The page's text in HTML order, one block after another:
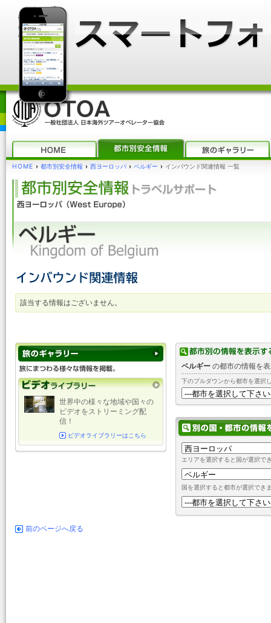
HOME › 都市別安全情報 › 西ヨーロッパ › ベルギー › インバウンド関連情報 一覧
該当する情報はございません。
ベルギー の都市の情報を
下のプルダウンから都市を選択
エリアを選択すると国が選択で
国を選択すると都市が選択でき
世界中の様々な地域や国々の
ビデオをストリーミング配
信！
ビデオライブラリーはこちら
前のページへ戻る